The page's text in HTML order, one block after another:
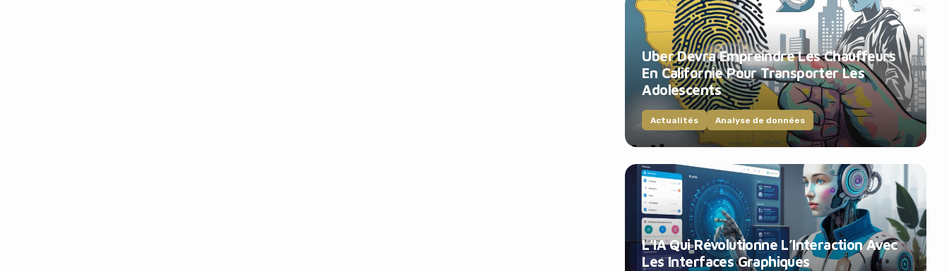
Uber Devra Empreindre Les Chauffeurs
En Californie Pour Transporter Les
Adolescents
Actualités Analyse de données
L’IA Qui Révolutionne L’Interaction Avec
Les Interfaces Graphiques